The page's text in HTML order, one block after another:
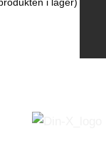
i lager)